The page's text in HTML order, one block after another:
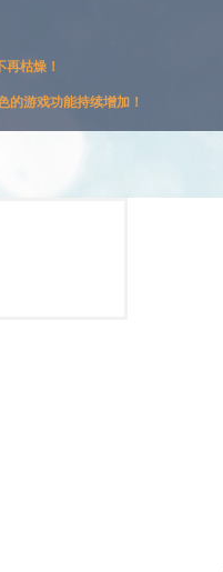
枯燥！
的游戏功能持续增加！